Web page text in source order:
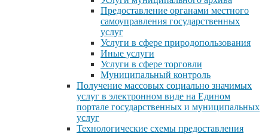
Предоставление органами местного
самоуправления государственных
услуг
Услуги в сфере природопользования
Иные услуги
Услуги в сфере торговли
Муниципальный контроль
Получение массовых социально значимых
услуг в электронном виде на Едином
портале государственных и муниципальных
услуг
Технологические схемы предоставления